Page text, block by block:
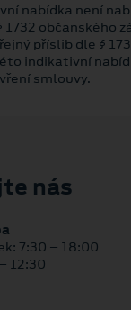
nabídka není
1732 občanského
příslib dle §
indikativní
smlouvy.
nás
7:30 – 18:00
12:30